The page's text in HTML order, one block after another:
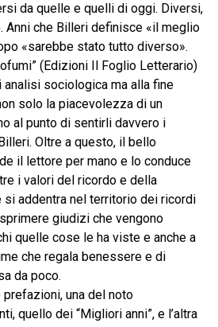
da quelle e quelli di oggi. Diversi,
Anni che Billeri definisce «il meglio
«sarebbe stato tutto diverso».
(Edizioni Il Foglio Letterario)
sociologica ma alla fine
solo la piacevolezza di un
al punto di sentirli davvero i
Oltre a questo, il bello
il lettore per mano e lo conduce
i valori del ricordo e della
si addentra nel territorio dei ricordi
giudizi che vengono
quelle cose le ha viste e anche a
che regala benessere e di
da poco.
prefazioni, una del noto
quello dei “Migliori anni”, e l’altra